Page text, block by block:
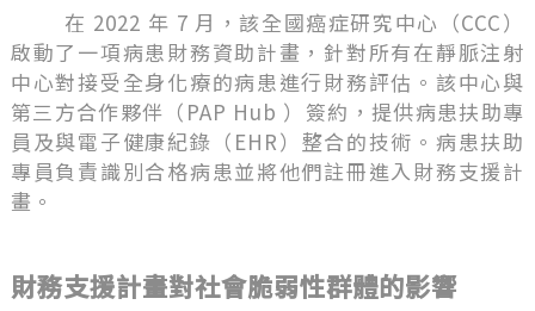
在 2022 年 7 月，該全國癌症研究中心（CCC）
啟動了一項病患財務資助計畫，針對所有在靜脈注射
中心對接受全身化療的病患進行財務評估。該中心與
第三方合作夥伴（PAP Hub ）簽約，提供病患扶助專
員及與電子健康紀錄（EHR）整合的技術。病患扶助
專員負責識別合格病患並將他們註冊進入財務支援計
畫。
財務支援計畫對社會脆弱性群體的影響